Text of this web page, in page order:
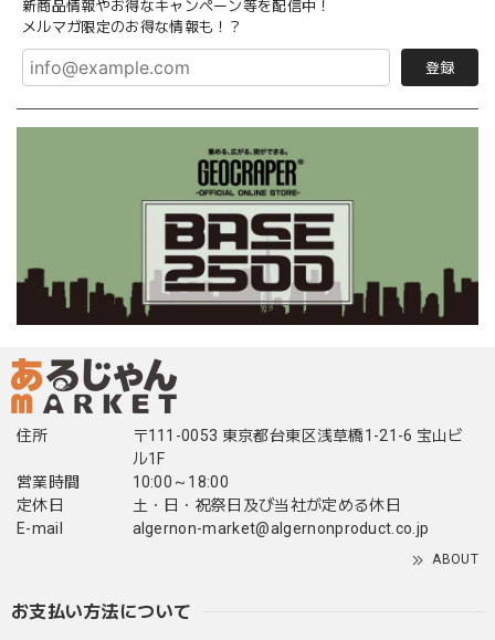
新商品情報やお得なキャンペーン等を配信中！
メルマガ限定のお得な情報も！？
登録
住所
〒111-0053 東京都台東区浅草橋1-21-6 宝山ビ
ル1F
営業時間
10:00～18:00
定休日
土・日・祝祭日及び当社が定める休日
E-mail
algernon-market@algernonproduct.co.jp
ABOUT
お支払い方法について